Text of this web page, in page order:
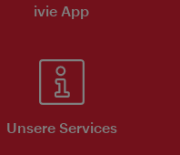
ivie App
Unsere Services